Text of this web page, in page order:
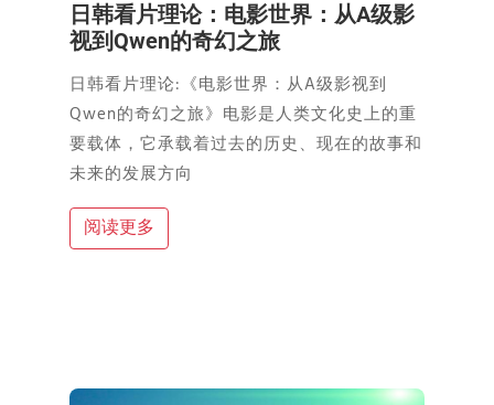
日韩看片理论：电影世界：从A级影
视到Qwen的奇幻之旅
日韩看片理论:《电影世界：从A级影视到
Qwen的奇幻之旅》电影是人类文化史上的重
要载体，它承载着过去的历史、现在的故事和
未来的发展方向
阅读更多